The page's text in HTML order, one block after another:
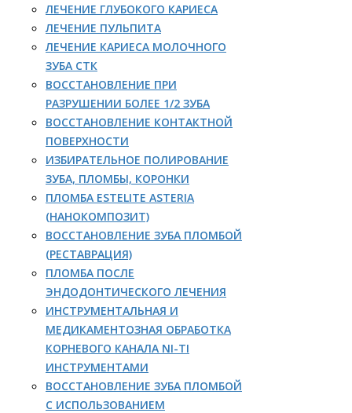
ЛЕЧЕНИЕ ГЛУБОКОГО КАРИЕСА
ЛЕЧЕНИЕ ПУЛЬПИТА
ЛЕЧЕНИЕ КАРИЕСА МОЛОЧНОГО
ЗУБА СТК
ВОССТАНОВЛЕНИЕ ПРИ
РАЗРУШЕНИИ БОЛЕЕ 1/2 ЗУБА
ВОССТАНОВЛЕНИЕ КОНТАКТНОЙ
ПОВЕРХНОСТИ
ИЗБИРАТЕЛЬНОЕ ПОЛИРОВАНИЕ
ЗУБА, ПЛОМБЫ, КОРОНКИ
ПЛОМБА ESTELITE ASTERIA
(НАНОКОМПОЗИТ)
ВОССТАНОВЛЕНИЕ ЗУБА ПЛОМБОЙ
(РЕСТАВРАЦИЯ)
ПЛОМБА ПОСЛЕ
ЭНДОДОНТИЧЕСКОГО ЛЕЧЕНИЯ
ИНСТРУМЕНТАЛЬНАЯ И
МЕДИКАМЕНТОЗНАЯ ОБРАБОТКА
КОРНЕВОГО КАНАЛА NI-TI
ИНСТРУМЕНТАМИ
ВОССТАНОВЛЕНИЕ ЗУБА ПЛОМБОЙ
С ИСПОЛЬЗОВАНИЕМ